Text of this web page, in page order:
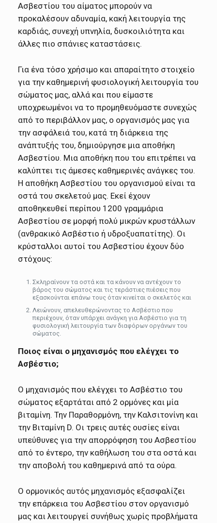
Ασβεστίου του αίματος μπορούν να
προκαλέσουν αδυναμία, κακή λειτουργία της
καρδιάς, συνεχή υπνηλία, δυσκοιλιότητα και
άλλες πιο σπάνιες καταστάσεις.
Για ένα τόσο χρήσιμο και απαραίτητο στοιχείο
για την καθημερινή φυσιολογική λειτουργία του
σώματος μας, αλλά και που είμαστε
υποχρεωμένοι να το προμηθευόμαστε συνεχώς
από το περιβάλλον μας, ο οργανισμός μας για
την ασφάλειά του, κατά τη διάρκεια της
ανάπτυξής του, δημιούργησε μια αποθήκη
Ασβεστίου. Μια αποθήκη που του επιτρέπει να
καλύπτει τις άμεσες καθημερινές ανάγκες του.
Η αποθήκη Ασβεστίου του οργανισμού είναι τα
οστά του σκελετού μας. Εκεί έχουν
αποθηκευθεί περίπου 1200 γραμμάρια
Ασβεστίου σε μορφή πολύ μικρών κρυστάλλων
(ανθρακικό Ασβέστιο ή υδροξυαπατίτης). Οι
κρύσταλλοι αυτοί του Ασβεστίου έχουν δύο
στόχους:
Σκληραίνουν τα οστά και τα κάνουν να αντέχουν το
βάρος του σώματος και τις τεράστιες πιέσεις που
εξασκούνται επάνω τους όταν κινείται ο σκελετός και
Λειώνουν, απελευθερώνοντας το Ασβέστιο που
περιέχουν, όταν υπάρχει ανάγκη για Ασβέστιο για τη
φυσιολογική λειτουργία των διαφόρων οργάνων του
σώματος.
Ποιος είναι ο μηχανισμός που ελέγχει το
Ασβέστιο;
Ο μηχανισμός που ελέγχει το Ασβέστιο του
σώματος εξαρτάται από 2 ορμόνες και μία
βιταμίνη. Την Παραθορμόνη, την Καλσιτονίνη και
την Βιταμίνη D. Οι τρεις αυτές ουσίες είναι
υπεύθυνες για την απορρόφηση του Ασβεστίου
από το έντερο, την καθήλωση του στα οστά και
την αποβολή του καθημερινά από τα ούρα.
Ο ορμονικός αυτός μηχανισμός εξασφαλίζει
την επάρκεια του Ασβεστίου στον οργανισμό
μας και λειτουργεί συνήθως χωρίς προβλήματα